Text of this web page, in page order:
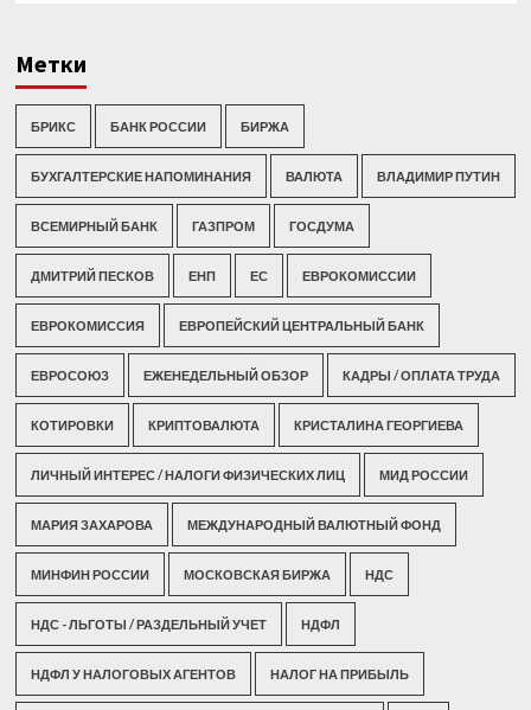
Метки
БРИКС БАНК РОССИИ БИРЖА
БУХГАЛТЕРСКИЕ НАПОМИНАНИЯ ВАЛЮТА ВЛАДИМИР ПУТИН
ВСЕМИРНЫЙ БАНК ГАЗПРОМ ГОСДУМА
ДМИТРИЙ ПЕСКОВ ЕНП ЕС ЕВРОКОМИССИИ
ЕВРОКОМИССИЯ ЕВРОПЕЙСКИЙ ЦЕНТРАЛЬНЫЙ БАНК
ЕВРОСОЮЗ ЕЖЕНЕДЕЛЬНЫЙ ОБЗОР КАДРЫ / ОПЛАТА ТРУДА
КОТИРОВКИ КРИПТОВАЛЮТА КРИСТАЛИНА ГЕОРГИЕВА
ЛИЧНЫЙ ИНТЕРЕС / НАЛОГИ ФИЗИЧЕСКИХ ЛИЦ МИД РОССИИ
МАРИЯ ЗАХАРОВА МЕЖДУНАРОДНЫЙ ВАЛЮТНЫЙ ФОНД
МИНФИН РОССИИ МОСКОВСКАЯ БИРЖА НДС
НДС - ЛЬГОТЫ / РАЗДЕЛЬНЫЙ УЧЕТ НДФЛ
НДФЛ У НАЛОГОВЫХ АГЕНТОВ НАЛОГ НА ПРИБЫЛЬ